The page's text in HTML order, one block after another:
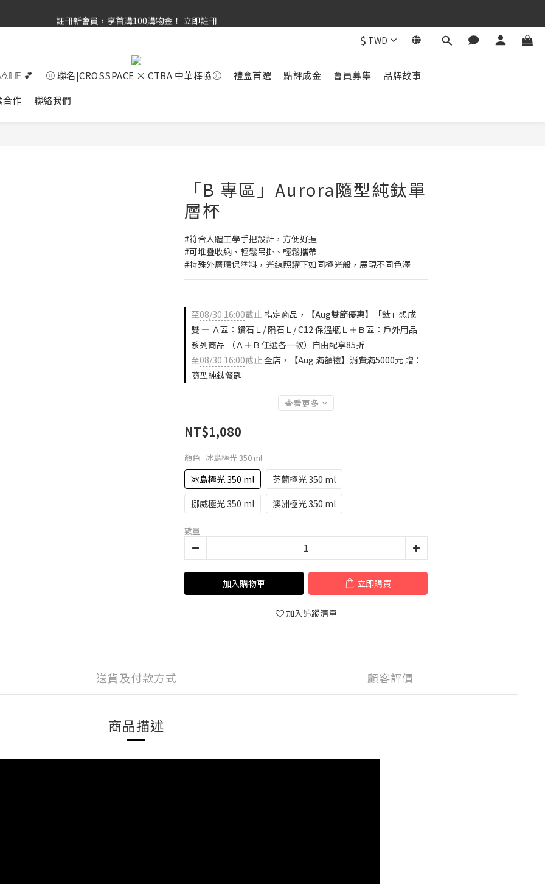
滿 千 免 運   |   官 網 獨 家 優 惠 組   |   滿 額 再 贈 禮
註冊新會員，享首購100購物金！ 立即註冊
$ TWD
💕 ⚾ 聯名|CROSSPACE × CTBA 中華棒協⚾ 禮盒首選 點評成金 會員募集
品牌故事
合作
聯絡我們
「B 專區」Aurora隨型純鈦單
層杯
#符合人體工學手把設計，方便好握
#可堆疊收納、輕鬆吊掛、輕鬆攜帶
#特殊外層環保塗料，光線照耀下如同極光般，展現不同色澤
至08/30 16:00截止 指定商品，【Aug雙節優惠】「鈦」想成
雙 — Ａ區：鑽石Ｌ/ 隕石Ｌ/ C12 保溫瓶Ｌ＋Ｂ區：戶外用品
系列商品 （Ａ＋Ｂ任選各一款）自由配享85折
至08/30 16:00截止全店，【Aug 滿額禮】消費滿5000元 贈：
隨型純鈦餐匙
查看更多
NT$1,080
顏色 : 冰島極光 350 ml
冰島極光 350 ml
芬蘭極光 350 ml
挪威極光 350 ml
澳洲極光 350 ml
數量
加入購物車 立即購買
加入追蹤清單
送貨及付款方式 顧客評價
商品描述